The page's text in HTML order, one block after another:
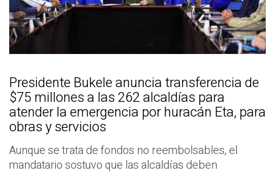
Presidente Bukele anuncia transferencia de
$75 millones a las 262 alcaldías para
atender la emergencia por huracán Eta, para
obras y servicios
Aunque se trata de fondos no reembolsables, el
mandatario sostuvo que las alcaldías deben